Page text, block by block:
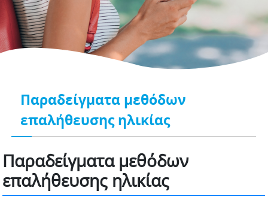
Παραδείγματα μεθόδων
επαλήθευσης ηλικίας
Παραδείγματα μεθόδων
επαλήθευσης ηλικίας